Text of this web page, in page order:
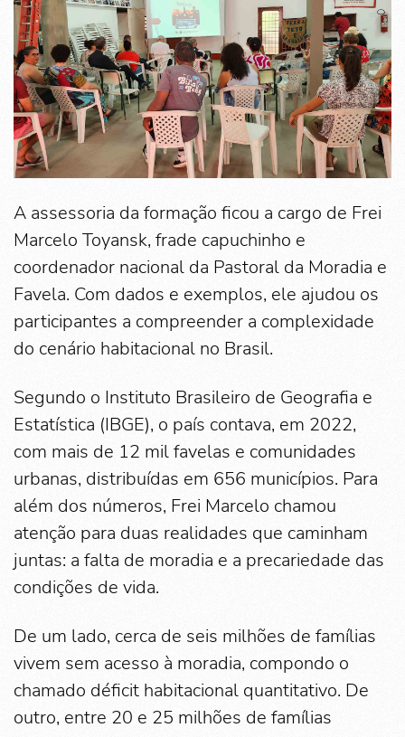
A assessoria da formação ficou a cargo de Frei
Marcelo Toyansk, frade capuchinho e
coordenador nacional da Pastoral da Moradia e
Favela. Com dados e exemplos, ele ajudou os
participantes a compreender a complexidade
do cenário habitacional no Brasil.
Segundo o Instituto Brasileiro de Geografia e
Estatística (IBGE), o país contava, em 2022,
com mais de 12 mil favelas e comunidades
urbanas, distribuídas em 656 municípios. Para
além dos números, Frei Marcelo chamou
atenção para duas realidades que caminham
juntas: a falta de moradia e a precariedade das
condições de vida.
De um lado, cerca de seis milhões de famílias
vivem sem acesso à moradia, compondo o
chamado déficit habitacional quantitativo. De
outro, entre 20 e 25 milhões de famílias